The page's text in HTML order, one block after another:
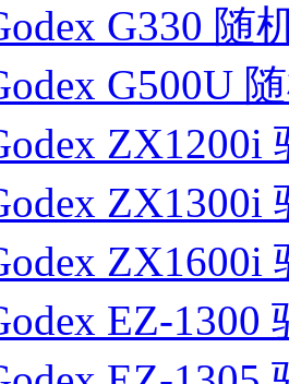
G330 随
G500U
ZX1200i
ZX1300i
ZX1600i
EZ-1300